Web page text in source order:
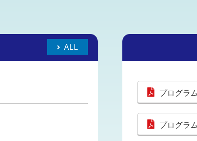
ALL
プログラ
プログラ